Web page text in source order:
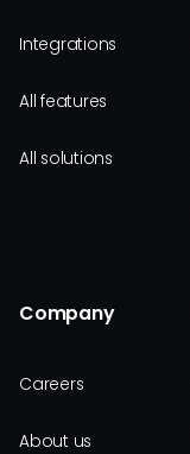
Integrations
All features
All solutions
Company
Careers
About us